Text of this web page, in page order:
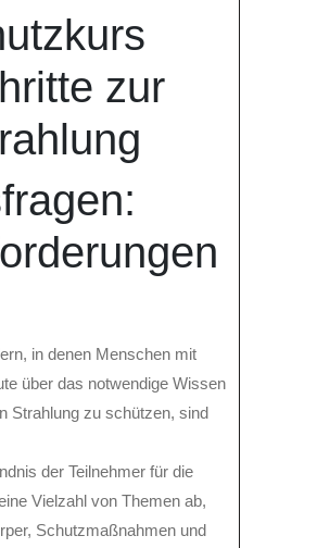
zur
in denen Menschen mit
über das notwendige Wissen
Strahlung zu schützen, sind
der Teilnehmer für die
Vielzahl von Themen ab,
Schutzmaßnahmen und